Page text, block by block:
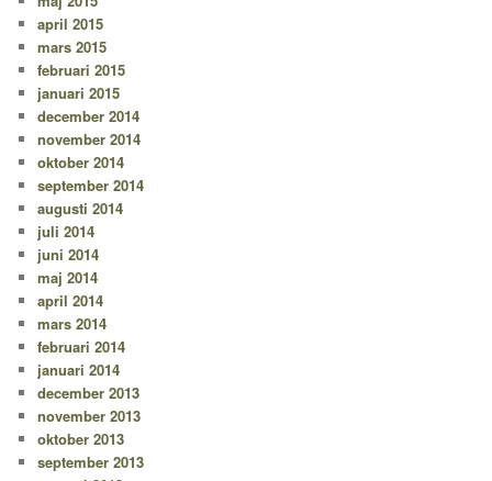
april 2015
mars 2015
februari 2015
januari 2015
december 2014
november 2014
oktober 2014
september 2014
augusti 2014
juli 2014
juni 2014
maj 2014
april 2014
mars 2014
februari 2014
januari 2014
december 2013
november 2013
oktober 2013
september 2013